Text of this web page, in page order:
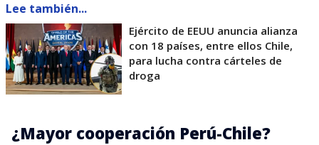
Lee también...
Ejército de EEUU anuncia alianza
con 18 países, entre ellos Chile,
para lucha contra cárteles de
droga
¿Mayor cooperación Perú-Chile?